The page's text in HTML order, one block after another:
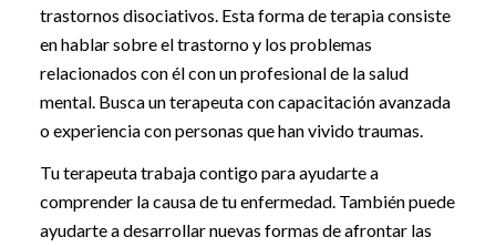
trastornos disociativos. Esta forma de terapia consiste
en hablar sobre el trastorno y los problemas
relacionados con él con un profesional de la salud
mental. Busca un terapeuta con capacitación avanzada
o experiencia con personas que han vivido traumas.
Tu terapeuta trabaja contigo para ayudarte a
comprender la causa de tu enfermedad. También puede
ayudarte a desarrollar nuevas formas de afrontar las